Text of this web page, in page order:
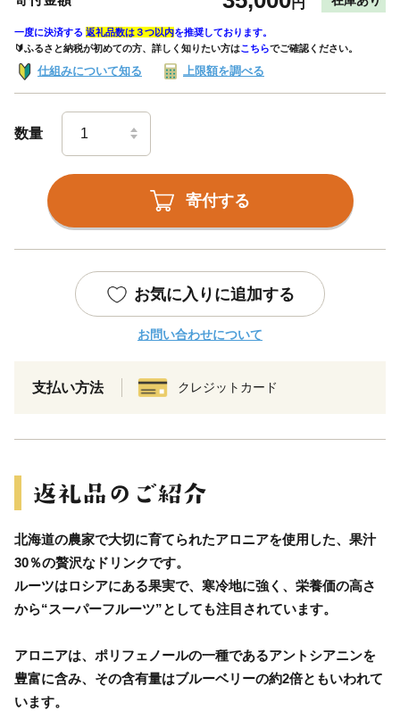
一度に決済する 返礼品数は３つ以内を推奨しております。
🔰ふるさと納税が初めての方、詳しく知りたい方はこちらでご確認ください。
仕組みについて知る 上限額を調べる
数量
寄付する
お気に入りに追加する
お問い合わせについて
支払い方法 クレジットカード
北海道の農家で大切に育てられたアロニアを使用した、果汁
30％の贅沢なドリンクです。
ルーツはロシアにある果実で、寒冷地に強く、栄養価の高さ
から“スーパーフルーツ”としても注目されています。
アロニアは、ポリフェノールの一種であるアントシアニンを
豊富に含み、その含有量はブルーベリーの約2倍ともいわれて
います。